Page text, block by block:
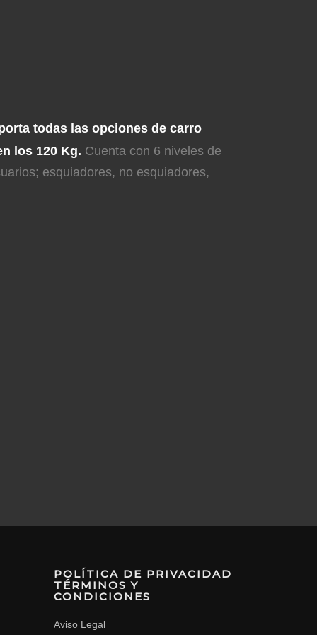
todas las opciones de carro
los 120 Kg. Cuenta con 6 niveles de
esquiadores, no esquiadores,
POLÍTICA DE PRIVACIDAD
TÉRMINOS Y
CONDICIONES
Aviso Legal